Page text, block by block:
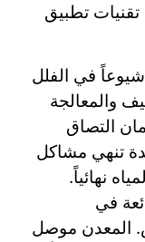
تقنيات تطبيق
شيوعاً في الفلل
والمعالجة
التصاق
تنهي مشاكل
نهائياً.
في
المعدن موصل